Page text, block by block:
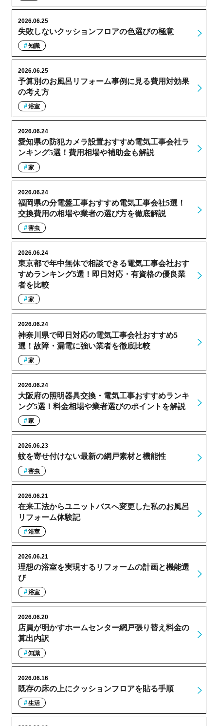
失敗しないクッションフロアの色選びの極意
2026.06.25
知識
予算別のお風呂リフォーム事例に見る費用対効果
の考え方
2026.06.25
浴室
愛知県の防犯カメラ設置おすすめ電気工事会社ラ
ンキング5選！費用相場や補助金も解説
2026.06.24
家
福岡県の分電盤工事おすすめ電気工事会社5選！
交換費用の相場や業者の選び方を徹底解説
2026.06.24
害虫
東京都で年中無休で相談できる電気工事会社おす
すめランキング5選！即日対応・有資格の優良業
者を比較
2026.06.24
家
神奈川県で即日対応の電気工事会社おすすめ5
選！故障・漏電に強い業者を徹底比較
2026.06.24
家
大阪府の照明器具交換・電気工事おすすめランキ
ング5選！料金相場や業者選びのポイントを解説
2026.06.24
家
蚊を寄せ付けない最新の網戸素材と機能性
2026.06.23
害虫
在来工法からユニットバスへ変更した私のお風呂
リフォーム体験記
2026.06.21
浴室
理想の浴室を実現するリフォームの計画と機能選
び
2026.06.21
浴室
店員が明かすホームセンター網戸張り替え料金の
算出内訳
2026.06.20
知識
既存の床の上にクッションフロアを貼る手順
2026.06.16
生活